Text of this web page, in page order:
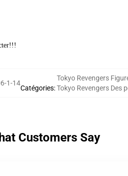
1-14
Catégories:
Tokyo Revengers
Tokyo Revengers Des
Customers Say